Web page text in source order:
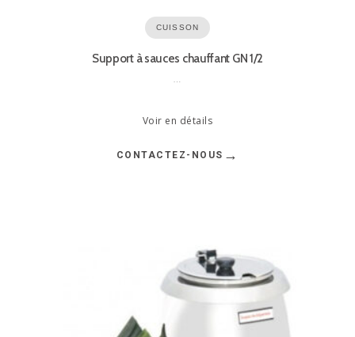
CUISSON
Support à sauces chauffant GN 1/2
…
CONTACTEZ-NOUS →
Voir en détails